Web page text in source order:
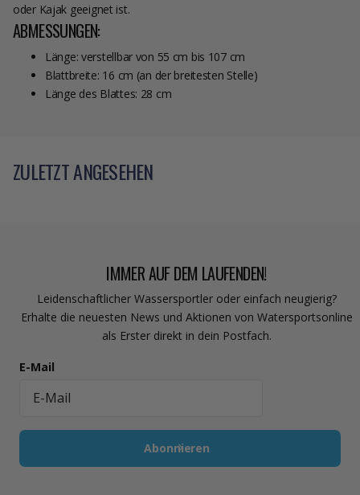
oder Kajak geeignet ist.
ABMESSUNGEN:
Länge: verstellbar von 55 cm bis 107 cm
Blattbreite: 16 cm (an der breitesten Stelle)
Länge des Blattes: 28 cm
ZULETZT ANGESEHEN
IMMER AUF DEM LAUFENDEN!
Leidenschaftlicher Wassersportler oder einfach neugierig?
Erhalte die neuesten News und Aktionen von Watersportsonline
als Erster direkt in dein Postfach.
E-Mail
Abonnieren